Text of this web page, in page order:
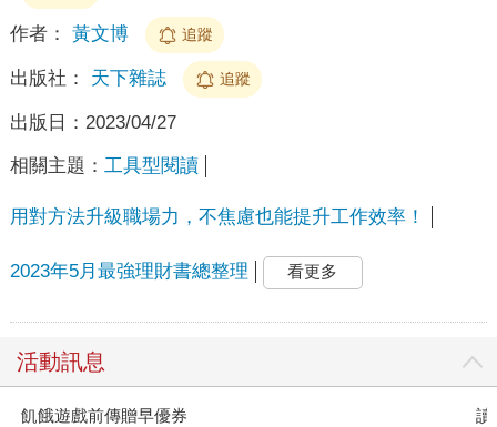
作者： 黃文博 追蹤
出版社： 天下雜誌 追蹤
出版日： 2023/04/27
相關主題： 工具型閱讀
用對方法升級職場力，不焦慮也能提升工作效率！
2023年5月最強理財書總整理 看更多
活動訊息
飢餓遊戲前傳贈早優券 讀